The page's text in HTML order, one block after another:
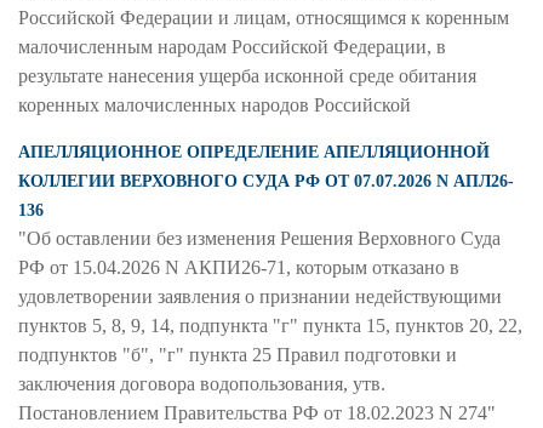
Российской Федерации и лицам, относящимся к коренным
малочисленным народам Российской Федерации, в
результате нанесения ущерба исконной среде обитания
коренных малочисленных народов Российской
АПЕЛЛЯЦИОННОЕ ОПРЕДЕЛЕНИЕ АПЕЛЛЯЦИОННОЙ
КОЛЛЕГИИ ВЕРХОВНОГО СУДА РФ ОТ 07.07.2026 N АПЛ26-
136
"Об оставлении без изменения Решения Верховного Суда
РФ от 15.04.2026 N АКПИ26-71, которым отказано в
удовлетворении заявления о признании недействующими
пунктов 5, 8, 9, 14, подпункта "г" пункта 15, пунктов 20, 22,
подпунктов "б", "г" пункта 25 Правил подготовки и
заключения договора водопользования, утв.
Постановлением Правительства РФ от 18.02.2023 N 274"